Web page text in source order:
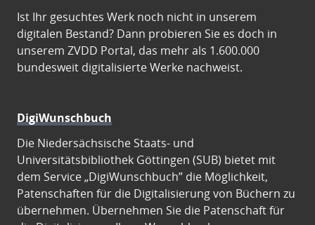
Ist Ihr gesuchtes Werk noch nicht in unserem
digitalen Bestand? Dann probieren Sie es doch in
unserem ZVDD Portal, das mehr als 1.600.000
bundesweit digitalisierte Werke nachweist.
DigiWunschbuch
Die Niedersächsische Staats- und
Universitätsbibliothek Göttingen (SUB) bietet mit
dem Service „DigiWunschbuch” die Möglichkeit,
Patenschaften für die Digitalisierung von Büchern zu
übernehmen. Übernehmen Sie die Patenschaft für